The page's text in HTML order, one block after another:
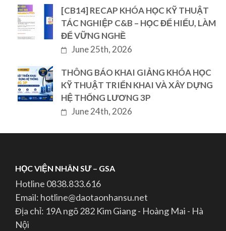
[CB14] RECAP KHÓA HỌC KỸ THUẬT
TÁC NGHIỆP C&B – HỌC ĐỂ HIỂU, LÀM
ĐỂ VỮNG NGHỀ
June 25th, 2026
THÔNG BÁO KHAI GIẢNG KHÓA HỌC
KỸ THUẬT TRIỂN KHAI VÀ XÂY DỰNG
HỆ THỐNG LƯƠNG 3P
June 24th, 2026
HỌC VIỆN NHÂN SƯ – GSA
Hotline 0838.833.616
Email: hotline@daotaonhansu.net
Địa chỉ: 19A ngõ 282 Kim Giang - Hoàng Mai - Hà
Nội